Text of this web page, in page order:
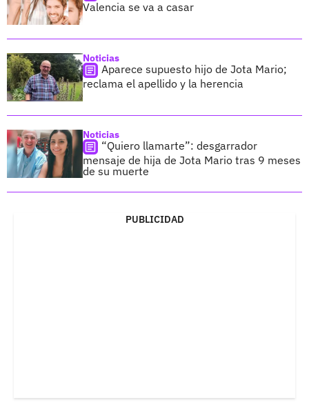
Valencia se va a casar
Noticias
Aparece supuesto hijo de Jota Mario;
reclama el apellido y la herencia
Noticias
“Quiero llamarte”: desgarrador
mensaje de hija de Jota Mario tras 9 meses
de su muerte
PUBLICIDAD